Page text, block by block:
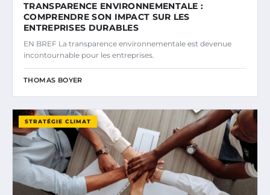
TRANSPARENCE ENVIRONNEMENTALE :
COMPRENDRE SON IMPACT SUR LES
ENTREPRISES DURABLES
EN BREF La transparence environnementale est devenue
incontournable pour les entreprises.
THOMAS BOYER
STRATÉGIE CLIMAT